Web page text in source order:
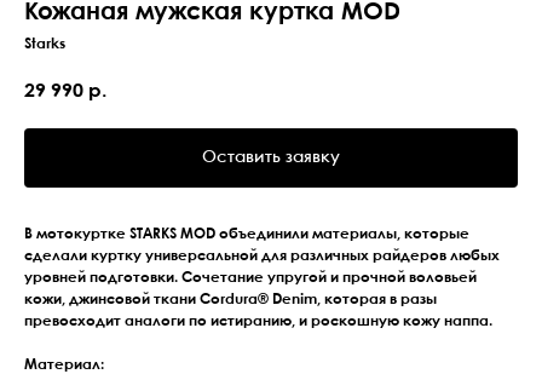
Кожаная мужская куртка MOD
Starks
29 990 р.
Оставить заявку
В мотокуртке STARKS MOD объединили материалы, которые
сделали куртку универсальной для различных райдеров любых
уровней подготовки. Сочетание упругой и прочной воловьей
кожи, джинсовой ткани Cordura® Denim, которая в разы
превосходит аналоги по истиранию, и роскошную кожу наппа.
Материал: